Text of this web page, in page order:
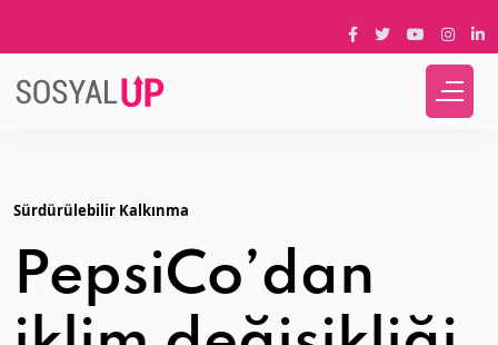
Sürdürülebilir Kalkınma
PepsiCo’dan